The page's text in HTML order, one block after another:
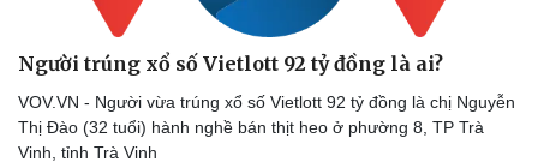
Người trúng xổ số Vietlott 92 tỷ đồng là ai?
VOV.VN - Người vừa trúng xổ số Vietlott 92 tỷ đồng là chị Nguyễn
Thị Đào (32 tuổi) hành nghề bán thịt heo ở phường 8, TP Trà
Vinh, tỉnh Trà Vinh